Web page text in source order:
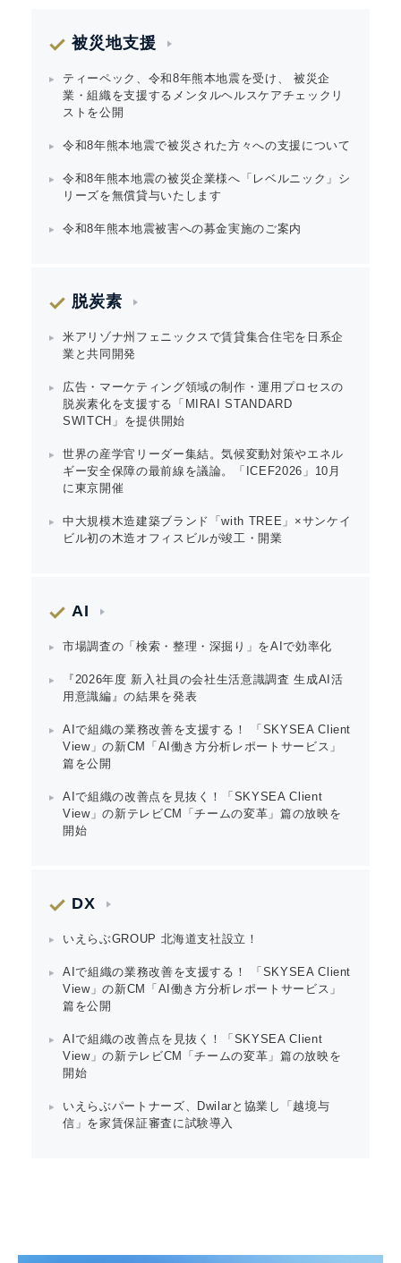
被災地支援
ティーペック、令和8年熊本地震を受け、 被災企
業・組織を支援するメンタルヘルスケアチェックリ
ストを公開
令和8年熊本地震で被災された方々への支援について
令和8年熊本地震の被災企業様へ「レベルニック」シ
リーズを無償貸与いたします
令和8年熊本地震被害への募金実施のご案内
脱炭素
米アリゾナ州フェニックスで賃貸集合住宅を日系企
業と共同開発
広告・マーケティング領域の制作・運用プロセスの
脱炭素化を支援する「MIRAI STANDARD
SWITCH」を提供開始
世界の産学官リーダー集結。気候変動対策やエネル
ギー安全保障の最前線を議論。「ICEF2026」10月
に東京開催
中大規模木造建築ブランド「with TREE」×サンケイ
ビル初の木造オフィスビルが竣工・開業
AI
市場調査の「検索・整理・深掘り」をAIで効率化
『2026年度 新入社員の会社生活意識調査 生成AI活
用意識編』の結果を発表
AIで組織の業務改善を支援する！ 「SKYSEA Client
View」の新CM「AI働き方分析レポートサービス」
篇を公開
AIで組織の改善点を見抜く！「SKYSEA Client
View」の新テレビCM「チームの変革」篇の放映を
開始
DX
いえらぶGROUP 北海道支社設立！
AIで組織の業務改善を支援する！ 「SKYSEA Client
View」の新CM「AI働き方分析レポートサービス」
篇を公開
AIで組織の改善点を見抜く！「SKYSEA Client
View」の新テレビCM「チームの変革」篇の放映を
開始
いえらぶパートナーズ、Dwilarと協業し「越境与
信」を家賃保証審査に試験導入
Japanese